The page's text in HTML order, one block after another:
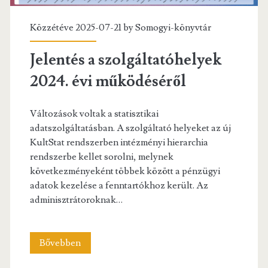
Közzétéve 2025-07-21 bySomogyi-könyvtár
Jelentés a szolgáltatóhelyek
2024. évi működéséről
Változások voltak a statisztikai
adatszolgáltatásban. A szolgáltató helyeket az új
KultStat rendszerben intézményi hierarchia
rendszerbe kellet sorolni, melynek
következményeként többek között a pénzügyi
adatok kezelése a fenntartókhoz került. Az
adminisztrátoroknak…
BővebbenJelentés